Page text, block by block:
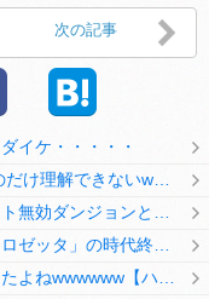
次の記事
イケ・・・・・